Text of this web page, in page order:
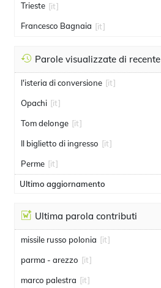
Trieste [it]
Francesco Bagnaia [it]
Parole visualizzate di recente
l'isteria di conversione [it]
Opachi [it]
Tom delonge [it]
Il biglietto di ingresso [it]
Perme [it]
Ultimo aggiornamento
Ultima parola contributi
missile russo polonia [it]
parma - arezzo [it]
marco palestra [it]